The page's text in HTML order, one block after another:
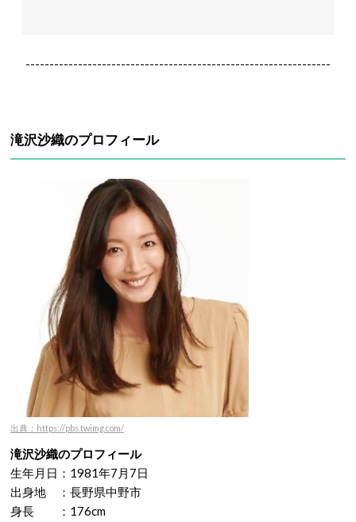
----------------------------------------------------------------
滝沢沙織のプロフィール
出典：https://pbs.twimg.com/
滝沢沙織のプロフィール
生年月日： 1981年7月7日
出身地 ：長野県中野市
身長 ：176cm